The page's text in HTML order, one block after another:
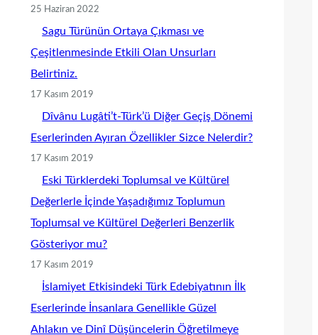
25 Haziran 2022
Sagu Türünün Ortaya Çıkması ve
Çeşitlenmesinde Etkili Olan Unsurları
Belirtiniz.
17 Kasım 2019
Dîvânu Lugâti’t-Türk’ü Diğer Geçiş Dönemi
Eserlerinden Ayıran Özellikler Sizce Nelerdir?
17 Kasım 2019
Eski Türklerdeki Toplumsal ve Kültürel
Değerlerle İçinde Yaşadığımız Toplumun
Toplumsal ve Kültürel Değerleri Benzerlik
Gösteriyor mu?
17 Kasım 2019
İslamiyet Etkisindeki Türk Edebiyatının İlk
Eserlerinde İnsanlara Genellikle Güzel
Ahlakın ve Dinî Düşüncelerin Öğretilmeye